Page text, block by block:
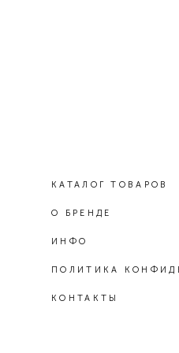
КАТАЛОГ ТОВАРОВ
О БРЕНДЕ
ИНФО
ПОЛИТИКА
КОНТАКТЫ